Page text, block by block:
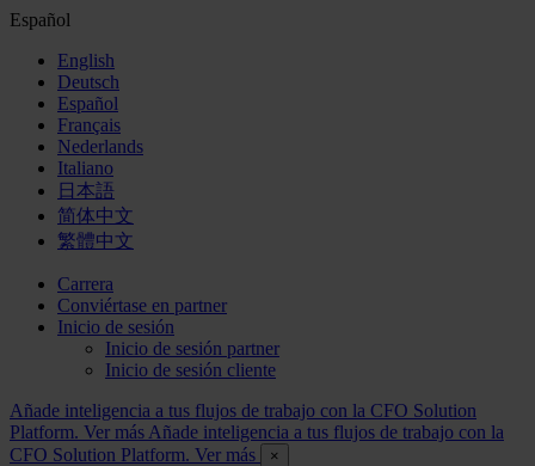
Español
English
Deutsch
Español
Français
Nederlands
Italiano
日本語
简体中文
繁體中文
Carrera
Conviértase en partner
Inicio de sesión
Inicio de sesión partner
Inicio de sesión cliente
Añade inteligencia a tus flujos de trabajo con la CFO Solution
Platform. Ver más Añade inteligencia a tus flujos de trabajo con la
CFO Solution Platform. Ver más
×